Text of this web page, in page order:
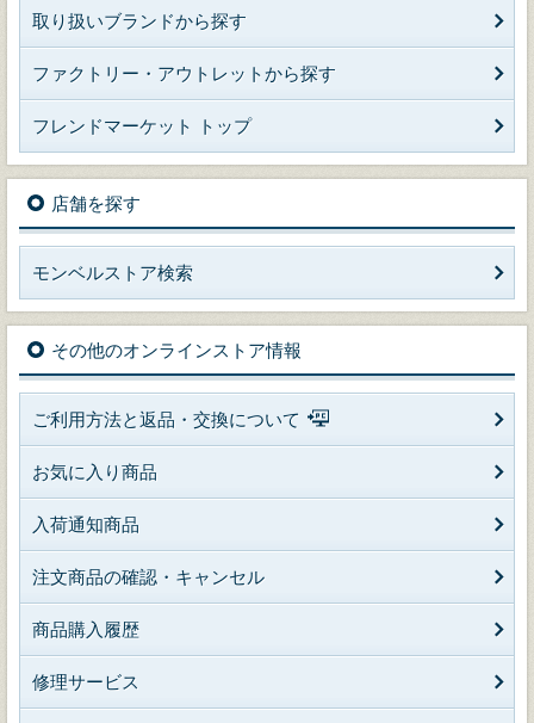
取り扱いブランドから探す
ファクトリー・アウトレットから探す
フレンドマーケット トップ
店舗を探す
モンベルストア検索
その他のオンラインストア情報
ご利用方法と返品・交換について
お気に入り商品
入荷通知商品
注文商品の確認・キャンセル
商品購入履歴
修理サービス